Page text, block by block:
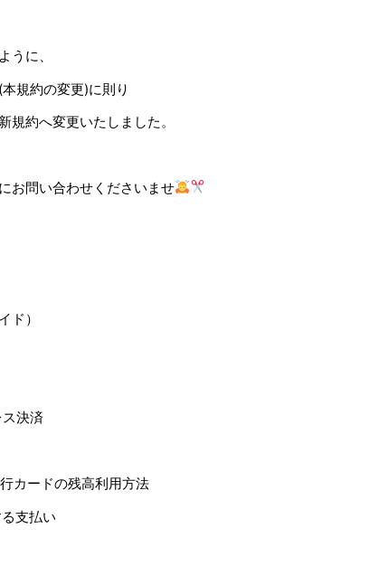
うに、
規約の変更)に則り
規約へ変更いたしました。
お問い合わせくださいませ
ド）
決済
カードの残高利用方法
支払い